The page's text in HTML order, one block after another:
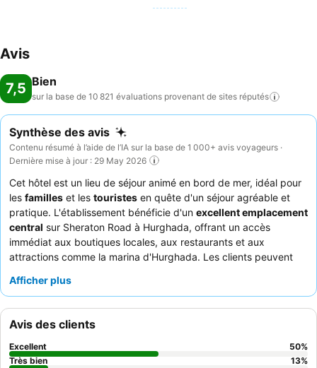
et du bateau banane. Les activités payantes incluent de la plongée.
différentes prestations wellness, dont un spa, un sauna, un salon de
mini discothèque pour enfants garantissent des moments
extraordinaires. Repas: Possibilité de réserver une formule tout
compris. Des plats diététiques, des plats sans gluten et des plats
végétariens sont préparés à la demande. Les chefs cuisiniers
préparent les plats devant les clients. Des boissons sans alcool et
des boissons alcoolisées font partie de l'offre de l'établissement.
Avis
7,5 Bien
sur la base de 10 821 évaluations provenant de sites réputés
Synthèse des avis
Contenu résumé à l’aide de l’IA sur la base de 1 000+ avis voyageurs ·
Dernière mise à jour : 29 May 2026
Cet hôtel est un lieu de séjour animé en bord de mer, idéal pour
les familles et les touristes en quête d'un séjour agréable et
pratique. L'établissement bénéficie d'un excellent emplacement
central sur Sheraton Road à Hurghada, offrant un accès
immédiat aux boutiques locales, aux restaurants et aux
attractions comme la marina d'Hurghada. Les clients peuvent
piscines avec toboggans pour tous les âges et une plage
amicale et serviable, et le
grande variété d'options, y compris un poste d'omelettes. Pour
une expérience plus calme, les clients peuvent envisager de
demander une chambre donnant sur le jardin.
Afficher plus
Avis des clients
Excellent 50%
Très bien
13%